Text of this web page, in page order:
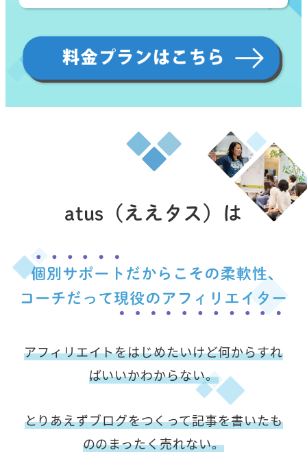
atus（ええタス）は
アフィリエイトをはじめたいけど何からすれ
ばいいかわからない。
とりあえずブログをつくって記事を書いたも
ののまったく売れない。